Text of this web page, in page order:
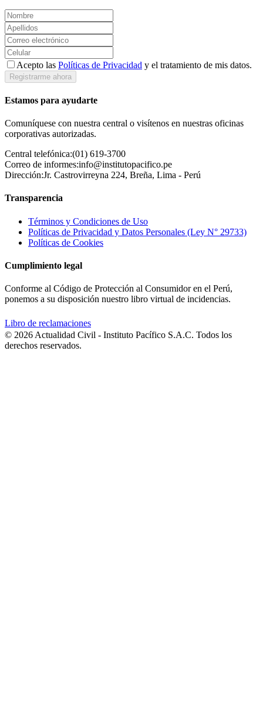
Acepto las Políticas de Privacidad y el tratamiento de mis datos.
Registrarme ahora
Estamos para ayudarte
Comuníquese con nuestra central o visítenos en nuestras oficinas
corporativas autorizadas.
Central telefónica:(01) 619-3700
Correo de informes:info@institutopacifico.pe
Dirección:Jr. Castrovirreyna 224, Breña, Lima - Perú
Transparencia
Términos y Condiciones de Uso
Políticas de Privacidad y Datos Personales (Ley N° 29733)
Políticas de Cookies
Cumplimiento legal
Conforme al Código de Protección al Consumidor en el Perú,
ponemos a su disposición nuestro libro virtual de incidencias.
Libro de reclamaciones
© 2026 Actualidad Civil - Instituto Pacífico S.A.C. Todos los
derechos reservados.